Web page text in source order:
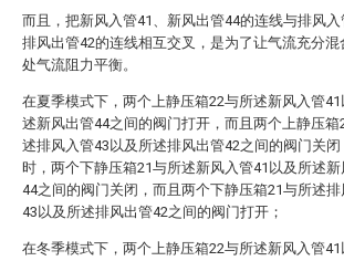
而且，把新风入管41、新风出管44的连线与排风入
排风出管42的连线相互交叉，是为了让气流充分混
处气流阻力平衡。
在夏季模式下，两个上静压箱22与所述新风入管
述新风出管44之间的阀门打开，而且两个上静压箱
述排风入管43以及所述排风出管42之间的阀门关闭
时，两个下静压箱21与所述新风入管41以及所述
44之间的阀门关闭，而且两个下静压箱21与所述
43以及所述排风出管42之间的阀门打开；
在冬季模式下，两个上静压箱22与所述新风入管